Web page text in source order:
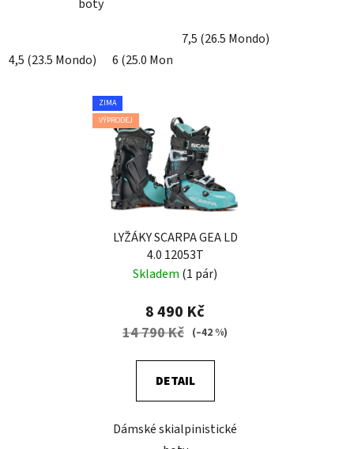
boty
4,5 (23.5 Mondo) 6 (25.0 Mondo)
7,5 (26.5 Mondo)
ZIMA
VÝPRODEJ
LYŽÁKY SCARPA GEA LD
4.0 12053T
Skladem (1 pár)
8 490 Kč
14 790 Kč (–42 %)
DETAIL
Dámské skialpinistické